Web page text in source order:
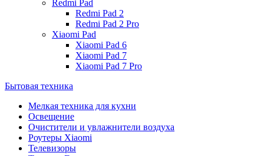
Redmi Pad
Redmi Pad 2
Redmi Pad 2 Pro
Xiaomi Pad
Xiaomi Pad 6
Xiaomi Pad 7
Xiaomi Pad 7 Pro
Бытовая техника
Мелкая техника для кухни
Освещение
Очистители и увлажнители воздуха
Роутеры Xiaomi
Телевизоры